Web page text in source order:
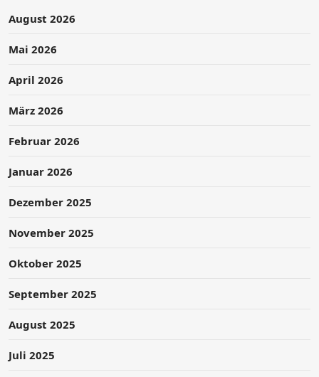
August 2026
Mai 2026
April 2026
März 2026
Februar 2026
Januar 2026
Dezember 2025
November 2025
Oktober 2025
September 2025
August 2025
Juli 2025